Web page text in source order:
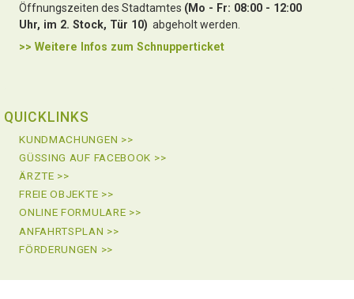
Öffnungszeiten des Stadtamtes (Mo - Fr: 08:00 - 12:00
Uhr, im 2. Stock, Tür 10) abgeholt werden.
>> Weitere Infos zum Schnupperticket
QUICKLINKS
KUNDMACHUNGEN >>
GÜSSING AUF FACEBOOK >>
ÄRZTE >>
FREIE OBJEKTE >>
ONLINE FORMULARE >>
ANFAHRTSPLAN >>
FÖRDERUNGEN >>